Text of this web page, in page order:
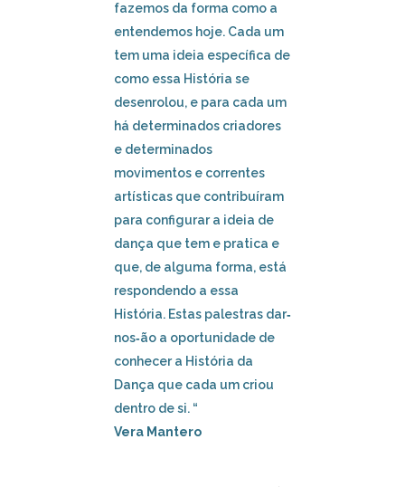
fazemos da forma como a
entendemos hoje. Cada um
tem uma ideia específica de
como essa História se
desenrolou, e para cada um
há determinados criadores
e determinados
movimentos e correntes
artísticas que contribuíram
para configurar a ideia de
dança que tem e pratica e
que, de alguma forma, está
respondendo a essa
História. Estas palestras dar‐
nos‐ão a oportunidade de
conhecer a História da
Dança que cada um criou
dentro de si. “
Vera Mantero